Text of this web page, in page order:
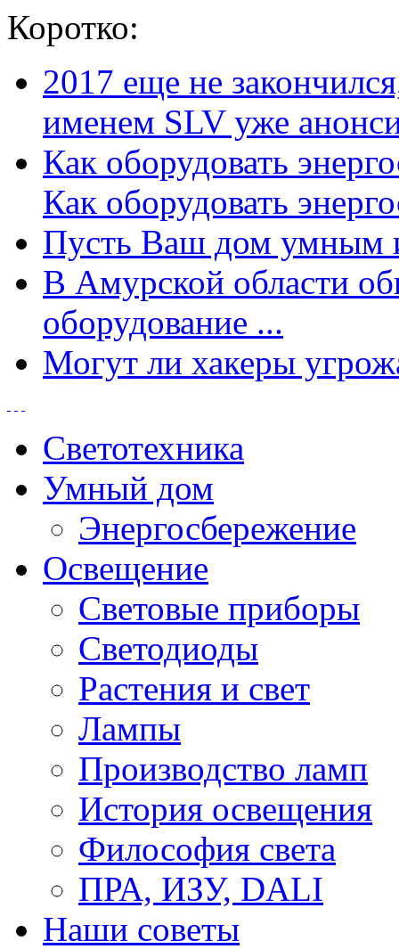
Коротко:
2017 еще не
именем SLV уже
Как оборудовать
Как оборудовать
Пусть Ваш дом умным
В Амурской области
оборудование ...
Могут ли хакеры
Светотехника
Умный дом
Энергосбережение
Освещение
Световые приборы
Светодиоды
Растения и свет
Лампы
Производство ламп
История освещения
Философия света
ПРА, ИЗУ, DALI
Наши советы